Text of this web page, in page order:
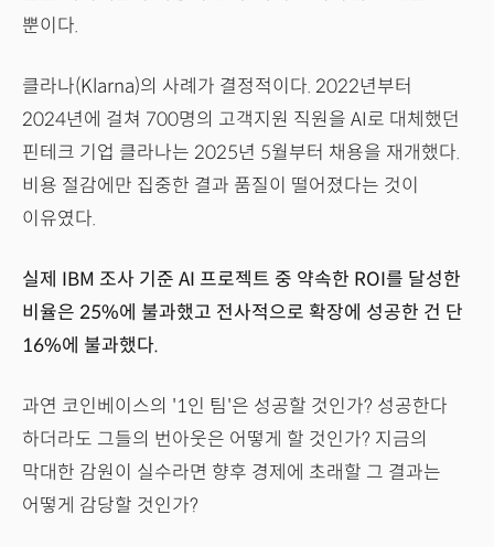
뿐이다.
클라나(Klarna)의 사례가 결정적이다. 2022년부터
2024년에 걸쳐 700명의 고객지원 직원을 AI로 대체했던
핀테크 기업 클라나는 2025년 5월부터 채용을 재개했다.
비용 절감에만 집중한 결과 품질이 떨어졌다는 것이
이유였다.
실제 IBM 조사 기준 AI 프로젝트 중 약속한 ROI를 달성한
비율은 25%에 불과했고 전사적으로 확장에 성공한 건 단
16%에 불과했다.
과연 코인베이스의 '1인 팀'은 성공할 것인가? 성공한다
하더라도 그들의 번아웃은 어떻게 할 것인가? 지금의
막대한 감원이 실수라면 향후 경제에 초래할 그 결과는
어떻게 감당할 것인가?